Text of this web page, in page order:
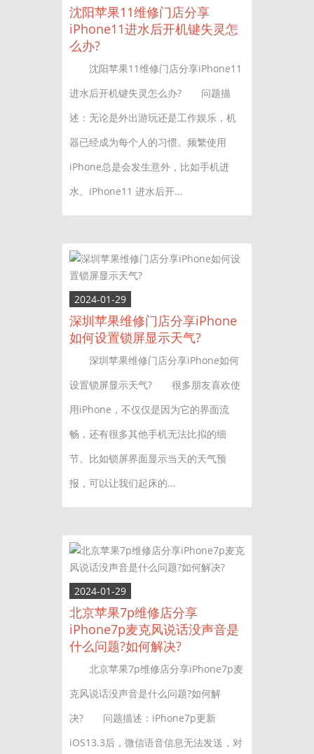
沈阳苹果11维修门店分享
iPhone11进水后开机键失灵怎
么办?
沈阳苹果11维修门店分享iPhone11
进水后开机键失灵怎么办? 问题描
述：无论是外出游玩还是工作娱乐，机
器已经成为每个人的习惯。频繁使用
iPhone总是会发生意外，比如手机进
水。iPhone11 进水后开...
2024-01-29
深圳苹果维修门店分享iPhone
如何设置锁屏显示天气?
深圳苹果维修门店分享iPhone如何
设置锁屏显示天气? 很多朋友喜欢使
用iPhone，不仅仅是因为它的界面流
畅，还有很多其他手机无法比拟的细
节。比如锁屏界面显示当天的天气预
报，可以让我们起床的...
2024-01-29
北京苹果7p维修店分享
iPhone7p麦克风说话没声音是
什么问题?如何解决?
北京苹果7p维修店分享iPhone7p麦
克风说话没声音是什么问题?如何解
决? 问题描述：iPhone7p更新
iOS13.3后，微信语音信息无法发送，对